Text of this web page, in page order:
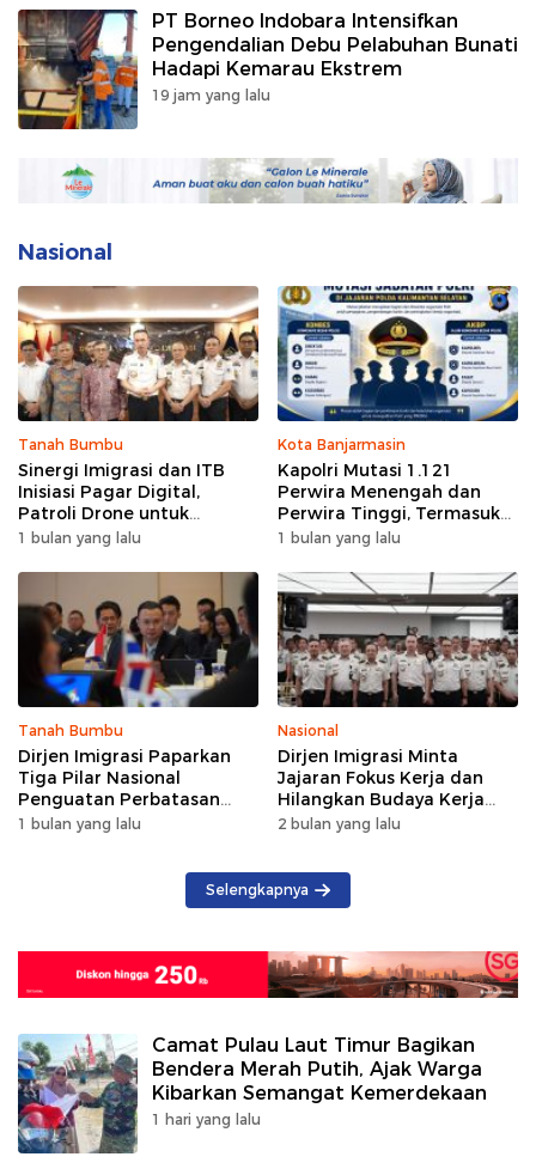
PT Borneo Indobara Intensifkan
Pengendalian Debu Pelabuhan Bunati
Hadapi Kemarau Ekstrem
19 jam yang lalu
Nasional
Tanah Bumbu
Sinergi Imigrasi dan ITB
Inisiasi Pagar Digital,
Patroli Drone untuk
Pengawasan Perbatasan
1 bulan yang lalu
Kota Banjarmasin
Kapolri Mutasi 1.121
Perwira Menengah dan
Perwira Tinggi, Termasuk
Direktur dan Kapolres
1 bulan yang lalu
Tanah Bumbu
Dirjen Imigrasi Paparkan
Tiga Pilar Nasional
Penguatan Perbatasan
Indonesia di Forum DGICM
1 bulan yang lalu
Nasional
Dirjen Imigrasi Minta
Jajaran Fokus Kerja dan
Hilangkan Budaya Kerja
Lama yang Tidak Patut
2 bulan yang lalu
Selengkapnya
Camat Pulau Laut Timur Bagikan
Bendera Merah Putih, Ajak Warga
Kibarkan Semangat Kemerdekaan
1 hari yang lalu